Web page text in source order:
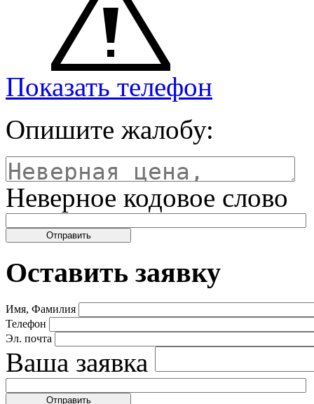
Показать телефон
Опишите жалобу:
Неверное кодовое слово
Оставить заявку
Имя, Фамилия
Телефон
Эл. почта
Ваша заявка